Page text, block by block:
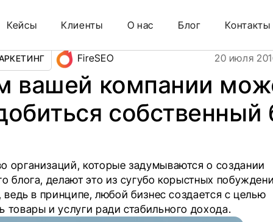
Кейсы Клиенты О нас Блог Контакты
FireSEO 20 июля
вашей компании
собственный
организаций, которые задумываются о создании
блога, делают это из сугубо корыстных
ведь в принципе, любой бизнес создается с целью
товары и услуги ради стабильного дохода.